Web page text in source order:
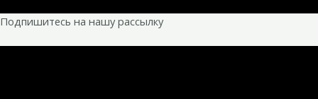
Подпишитесь на нашу рассылку